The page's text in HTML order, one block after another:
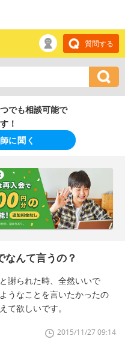
質問する
でも相談可能で
す！
に聞く
なんて言うの？
謝られた時、全然いいで
うなことを言いたかったの
て欲しいです。
2015/11/27 09:14